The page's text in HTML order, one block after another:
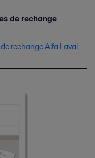
de rechange
rechange Alfa Laval